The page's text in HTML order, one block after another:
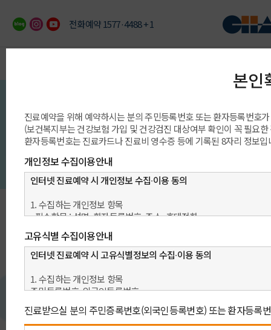
전화예약 1577·4488 + 1
의료진/진료일정
진료예약 안내 빠른 예약상담
진
아래 예약 방법 중 원하시는 예약을 선택 해 주세요.
빠른 예약상담